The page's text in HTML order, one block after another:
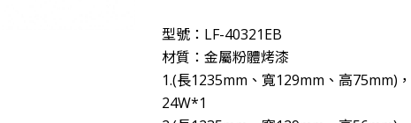
型號：LF-40321EB
材質：金屬粉體烤漆
1.(長1235mm、寬129mm、高75mm)
24W*1